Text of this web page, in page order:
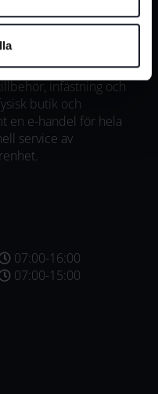
infästning och
butik och
en e-handel för hela
service av
07:00-16:00
07:00-15:00